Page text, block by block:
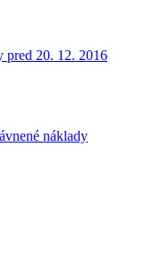
pred 20. 12. 2016
náklady